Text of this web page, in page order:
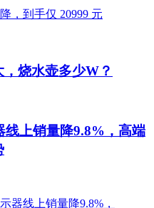
烧水壶多少W？
线上销量降9.8%，高端